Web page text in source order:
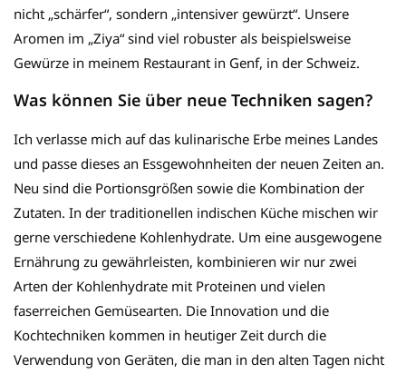
nicht „schärfer“, sondern „intensiver gewürzt“. Unsere
Aromen im „Ziya“ sind viel robuster als beispielsweise
Gewürze in meinem Restaurant in Genf, in der Schweiz.
Was können Sie über neue Techniken sagen?
Ich verlasse mich auf das kulinarische Erbe meines Landes
und passe dieses an Essgewohnheiten der neuen Zeiten an.
Neu sind die Portionsgrößen sowie die Kombination der
Zutaten. In der traditionellen indischen Küche mischen wir
gerne verschiedene Kohlenhydrate. Um eine ausgewogene
Ernährung zu gewährleisten, kombinieren wir nur zwei
Arten der Kohlenhydrate mit Proteinen und vielen
faserreichen Gemüsearten. Die Innovation und die
Kochtechniken kommen in heutiger Zeit durch die
Verwendung von Geräten, die man in den alten Tagen nicht